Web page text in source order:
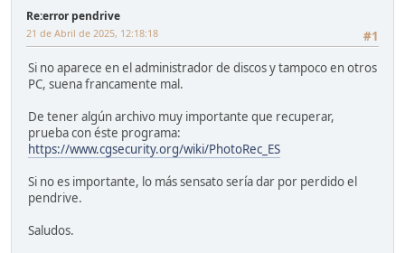
Re:error pendrive
#1
21 de Abril de 2025, 12:18:18
Si no aparece en el administrador de discos y tampoco en otros
PC, suena francamente mal.
De tener algún archivo muy importante que recuperar,
prueba con éste programa:
https://www.cgsecurity.org/wiki/PhotoRec_ES
Si no es importante, lo más sensato sería dar por perdido el
pendrive.
Saludos.